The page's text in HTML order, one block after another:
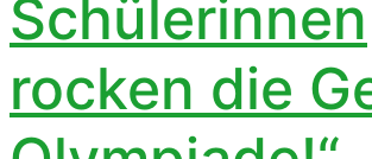
Schülerinnen
rocken die